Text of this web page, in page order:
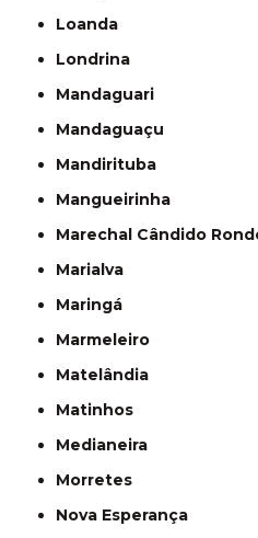
Loanda
Londrina
Mandaguari
Mandaguaçu
Mandirituba
Mangueirinha
Marechal Cândido
Marialva
Maringá
Marmeleiro
Matelândia
Matinhos
Medianeira
Morretes
Nova Esperança